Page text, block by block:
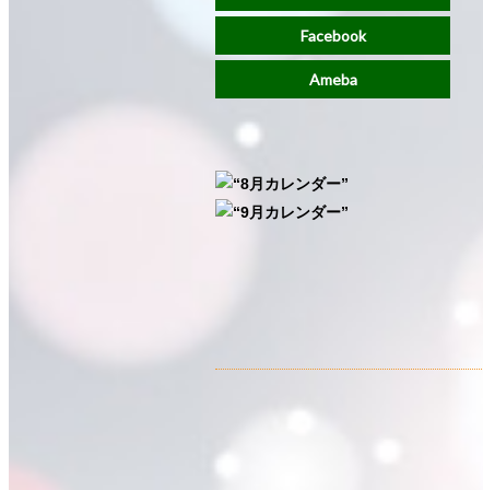
Facebook
Ameba